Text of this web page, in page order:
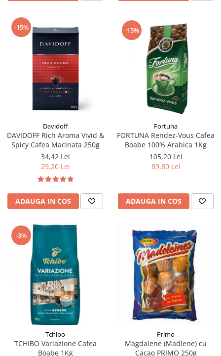
-15%
Davidoff
DAVIDOFF Rich Aroma Vivid &
Spicy Cafea Macinata 250g
34,42 Lei
29,20 Lei
ADAUGA IN COS
-15%
Fortuna
FORTUNA Rendez-Vous Cafea
Boabe 100% Arabica 1Kg
105,20 Lei
89,80 Lei
ADAUGA IN COS
-3%
Tchibo
TCHIBO Variazione Cafea
Boabe 1Kg
Primo
Magdalene (Madlene) cu
Cacao PRIMO 250g